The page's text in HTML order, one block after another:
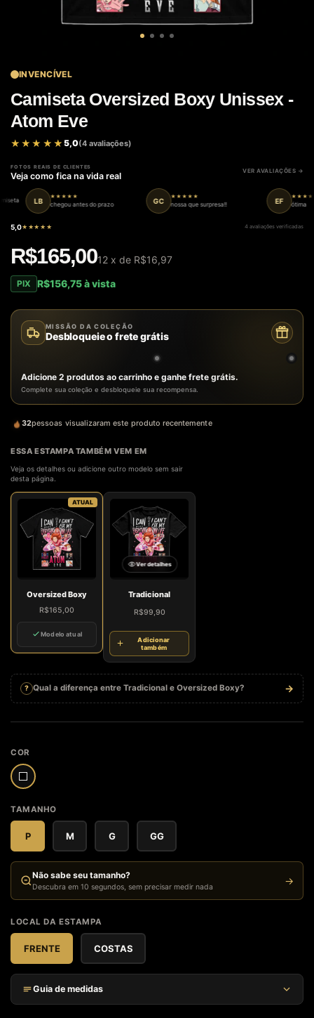
INVENCÍVEL
Camiseta Oversized Boxy Unissex -
Atom Eve
★★★★★
★★★★★ 5,0(4 avaliações)
FOTOS REAIS DE CLIENTES
Veja como fica na vida real VER AVALIAÇÕES
LB
★★★★★
chegou antes do prazo GC
★★★★★
nossa que surpresa!! EF
★★★★★
ótima
5,0★★★★★ 4 avaliações verificadas
R$165,0012 x de R$16,97
PIX R$156,75 à vista
MISSÃO DA COLEÇÃO
Desbloqueie o frete grátis
Adicione 2 produtos ao carrinho e ganhe frete grátis.
Complete sua coleção e desbloqueie sua recompensa.
32pessoas visualizaram este produto recentemente
ESSA ESTAMPA TAMBÉM VEM EM
Veja os detalhes ou adicione outro modelo sem sair
desta página.
ATUAL
Oversized Boxy
R$165,00
Modelo atual
Ver detalhes
Tradicional
R$99,90
Adicionar
também
? Qual a diferença entre Tradicional e Oversized Boxy? →
COR
TAMANHO
P M G GG
Não sabe seu tamanho?
Descubra em 10 segundos, sem precisar medir nada
→
LOCAL DA ESTAMPA
FRENTE COSTAS
Guia de medidas